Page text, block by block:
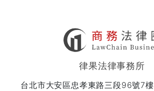
律果法律事務所
台北市大安區忠孝東路三段96號7樓